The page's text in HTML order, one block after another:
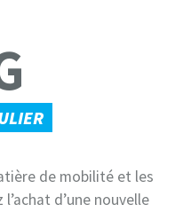
de mobilité et les
d’une nouvelle